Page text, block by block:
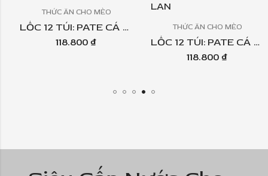
THỨC ĂN CHO MÈO
LỐC 12 TÚI: PATE CÁ NGỪ PEPTIDE ALPHA PET 60GR – TOPPING PHÔ MAI
118.800₫
THỨC ĂN CHO MÈO
LỐC 12 TÚI: PATE CÁ NGỪ PEPTIDE ALPHA PET 60GR – TOPPING ĐẬU HÀ LAN
118.800₫